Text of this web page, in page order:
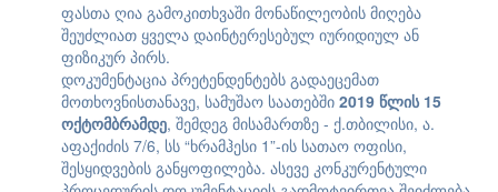
ფასთა ღია გამოკითხვაში მონაწილეობის მიღება
შეუძლიათ ყველა დაინტერესებულ იურიდიულ ან
ფიზიკურ პირს.
დოკუმენტაცია პრეტენდენტებს გადაეცემათ
მოთხოვნისთანავე, სამუშაო საათებში 2019 წლის 15
ოქტომბრამდე, შემდეგ მისამართზე - ქ.თბილისი, ა.
აფაქიძის 7/6, სს “ხრამჰესი 1”-ის სათაო ოფისი,
შესყიდვების განყოფილება. ასევე კონკურენტული